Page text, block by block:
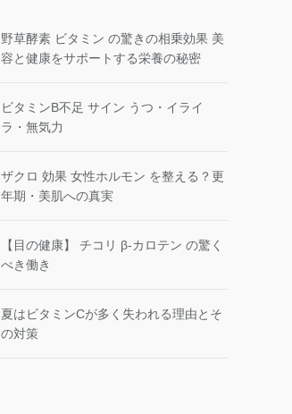
野草酵素 ビタミン の驚きの相乗効果 美
容と健康をサポートする栄養の秘密
ビタミンB不足 サイン うつ・イライ
ラ・無気力
ザクロ 効果 女性ホルモン を整える？更
年期・美肌への真実
【目の健康】 チコリ β-カロテン の驚く
べき働き
夏はビタミンCが多く失われる理由とそ
の対策